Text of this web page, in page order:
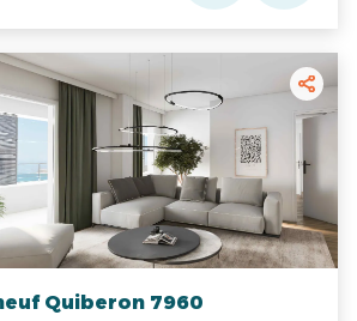
Quiberon 7960